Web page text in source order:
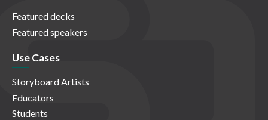
Featured decks
Featured speakers
Use Cases
Storyboard Artists
Educators
Students